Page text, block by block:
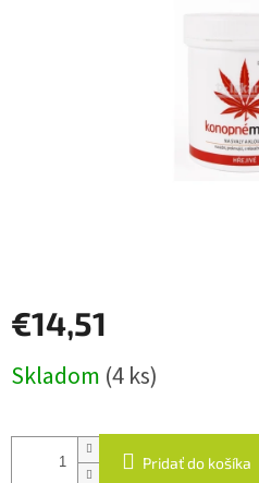
€14,51
cena:
Skladom (4 ks)
Pridať do košíka